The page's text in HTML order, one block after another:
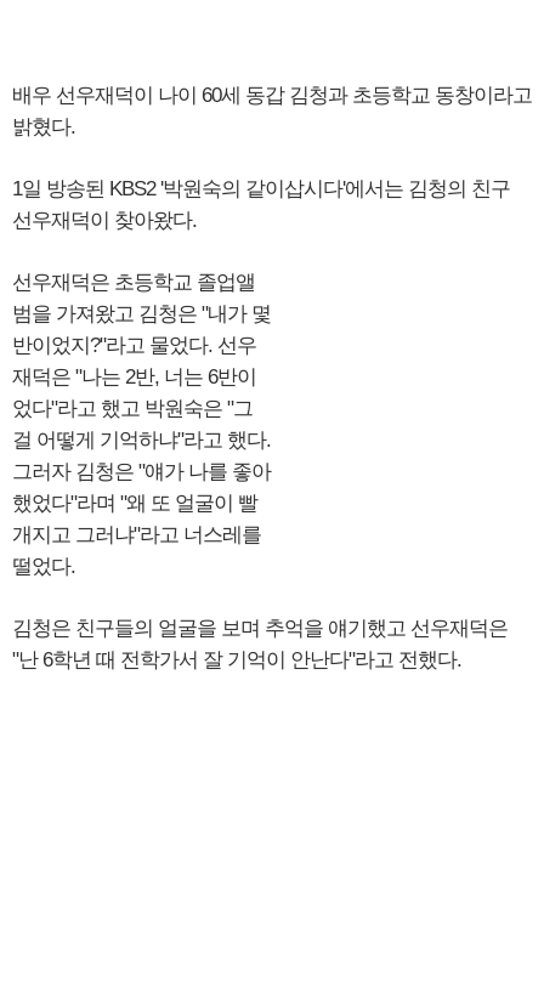
배우 선우재덕이 나이 60세 동갑 김청과 초등학교 동창이라고
밝혔다.
1일 방송된 KBS2 '박원숙의 같이삽시다'에서는 김청의 친구
선우재덕이 찾아왔다.
선우재덕은 초등학교 졸업앨
범을 가져왔고 김청은 "내가 몇
반이었지?"라고 물었다. 선우
재덕은 "나는 2반, 너는 6반이
었다"라고 했고 박원숙은 "그
걸 어떻게 기억하냐"라고 했다.
그러자 김청은 "얘가 나를 좋아
했었다"라며 "왜 또 얼굴이 빨
개지고 그러냐"라고 너스레를
떨었다.
김청은 친구들의 얼굴을 보며 추억을 얘기했고 선우재덕은
"난 6학년 때 전학가서 잘 기억이 안난다"라고 전했다.